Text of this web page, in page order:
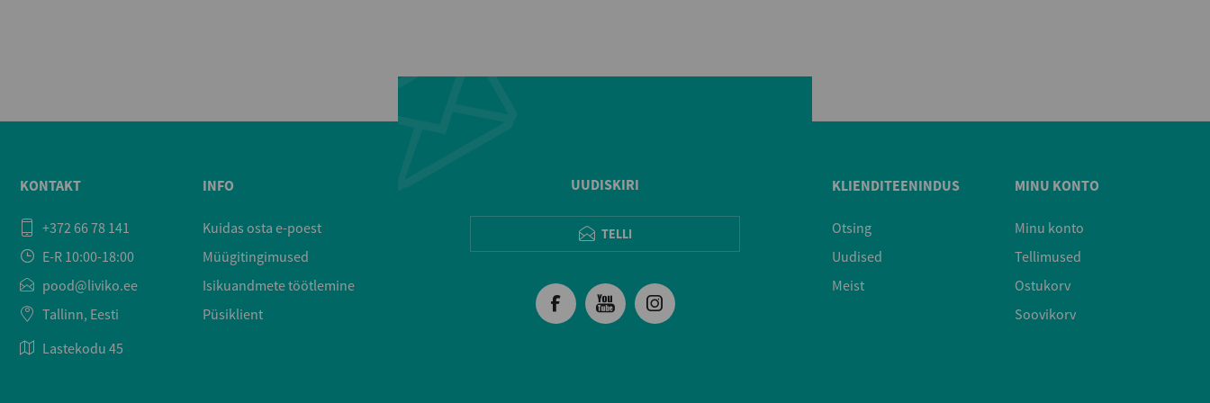
UUDISKIRI
TELLI
KONTAKT
+372 66 78 141
E-R 10:00-18:00
pood@liviko.ee
Tallinn, Eesti
Lastekodu 45
INFO
Kuidas osta e-poest
Müügitingimused
Isikuandmete töötlemine
Püsiklient
KLIENDITEENINDUS
Otsing
Uudised
Meist
MINU KONTO
Minu konto
Tellimused
Ostukorv
Soovikorv